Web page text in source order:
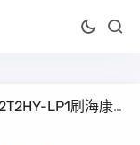
LP1刷海康